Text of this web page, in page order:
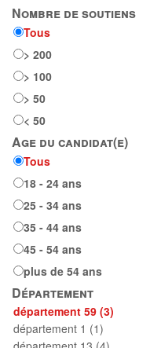
Nombre de soutiens
Tous
> 200
> 100
> 50
< 50
Age du candidat(e)
Tous
18 - 24 ans
25 - 34 ans
35 - 44 ans
45 - 54 ans
plus de 54 ans
Département
département 59 (3)
département 1 (1)